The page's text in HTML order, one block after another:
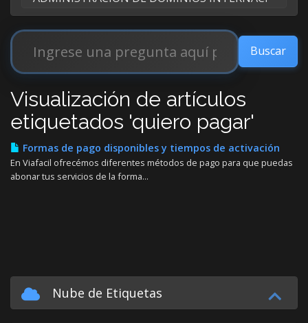
Visualización de artículos
etiquetados 'quiero pagar'
Formas de pago disponibles y tiempos de activación
En Viafacil ofrecémos diferentes métodos de pago para que puedas
abonar tus servicios de la forma...
Nube de Etiquetas